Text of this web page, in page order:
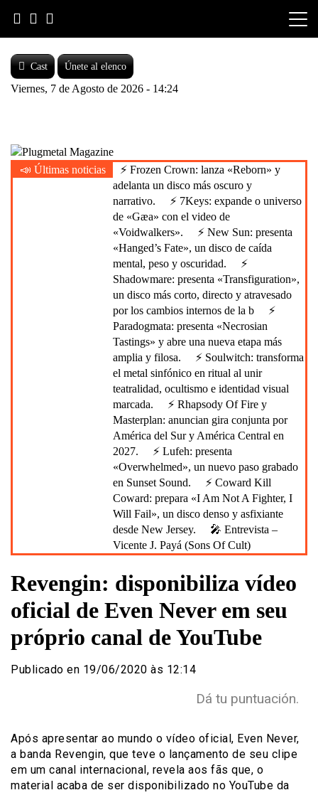
content
Cast Únete al elenco
Viernes, 7 de Agosto de 2026 - 14:24
Plugmetal Magazine
Heavy Metal is Life
📣 Últimas noticias
⚡ Frozen Crown: lanza «Reborn» y
adelanta un disco más oscuro y
narrativo.
⚡ 7Keys: expande o universo
de «Gæa» con el video de
«Voidwalkers».
⚡ New Sun: presenta
«Hanged’s Fate», un disco de caída
mental, peso y oscuridad.
⚡
Shadowmare: presenta «Transfiguration»,
un disco más corto, directo y atravesado
por los cambios internos de la b
⚡
Paradogmata: presenta «Necrosian
Tastings» y abre una nueva etapa más
amplia y filosa.
⚡ Soulwitch: transforma
el metal sinfónico en ritual al unir
teatralidad, ocultismo e identidad visual
marcada.
⚡ Rhapsody Of Fire y
Masterplan: anuncian gira conjunta por
América del Sur y América Central en
2027.
⚡ Lufeh: presenta
«Overwhelmed», un nuevo paso grabado
en Sunset Sound.
⚡ Coward Kill
Coward: prepara «I Am Not A Fighter, I
Will Fail», un disco denso y asfixiante
desde New Jersey.
🎤 Entrevista –
Vicente J. Payá (Sons Of Cult)
Revengin: disponibiliza vídeo
oficial de Even Never em seu
próprio canal de YouTube
Publicado en 19/06/2020 às 12:14
Dá tu puntuación.
Após apresentar ao mundo o vídeo oficial, Even Never,
a banda Revengin, que teve o lançamento de seu clipe
em um canal internacional, revela aos fãs que, o
material acaba de ser disponibilizado no YouTube da